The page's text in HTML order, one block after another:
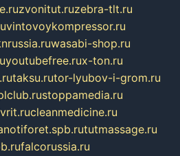
zvonitut.ruzebra-tlt.ru
vintovoykompressor.ru
wasabi-shop.ru
youtubefree.rux-ton.ru
taksu.rutor-lyubov-i-grom.ru
stoppamedia.ru
cleanmedicine.ru
tutmassage.ru
falcorussia.ru